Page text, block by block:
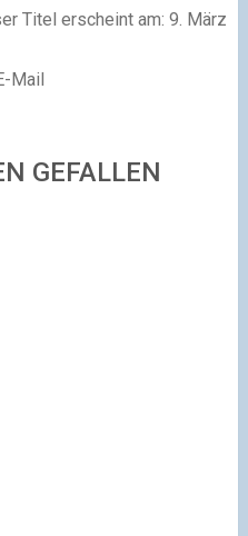
Titel erscheint am: 9. März
Mail
GEFALLEN